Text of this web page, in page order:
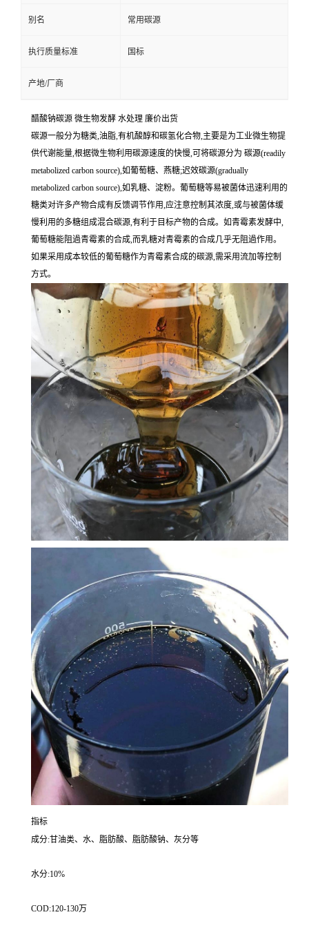
别名 常用碳源
执行质量标准 国标
产地/厂商
醋酸钠碳源 微生物发酵 水处理 廉价出货
碳源一般分为糖类,油脂,有机酸醇和碳氢化合物,主要是为工业微生物提
供代谢能量,根据微生物利用碳源速度的快慢,可将碳源分为 碳源(readily
metabolized carbon source),如葡萄糖、燕糖;迟效碳源(gradually
metabolized carbon source),如乳糖、淀粉。葡萄糖等易被菌体迅速利用的
糖类对许多产物合成有反馈调节作用,应注意控制其浓度,或与被菌体缓
慢利用的多糖组成混合碳源,有利于目标产物的合成。如青霉素发酵中,
葡萄糖能阻過青霉素的合成,而乳糖对青霉素的合成几乎无阻過作用。
如果采用成本较低的葡萄糖作为青霉素合成的碳源,需采用流加等控制
方式。
指标
成分:甘油类、水、脂肪酸、脂肪酸钠、灰分等
水分:10%
COD:120-130万